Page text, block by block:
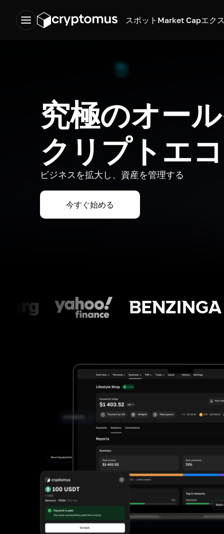
スポット Market Capエク
究極のオー
クリプトエ
ビジネスを拡大し、資産を管理する
今すぐ始める